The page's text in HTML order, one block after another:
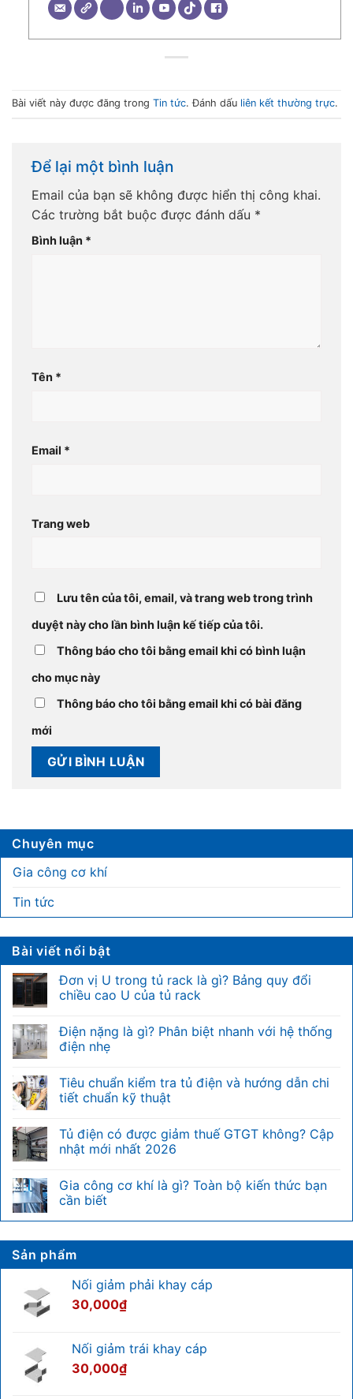
Bài viết này được đăng trong Tin tức. Đánh dấu liên kết thường trực.
Để lại một bình luận
Email của bạn sẽ không được hiển thị công khai.
Các trường bắt buộc được đánh dấu *
Bình luận *
Tên *
Email *
Trang web
Lưu tên của tôi, email, và trang web trong trình
duyệt này cho lần bình luận kế tiếp của tôi.
Thông báo cho tôi bằng email khi có bình luận
cho mục này
Thông báo cho tôi bằng email khi có bài đăng
mới
Chuyên mục
Gia công cơ khí
Tin tức
Bài viết nổi bật
Đơn vị U trong tủ rack là gì? Bảng quy đổi
chiều cao U của tủ rack
bình
luận
ở
U
trong
tủ
gì?
Bảng
quy
cao
U
của
Điện nặng là gì? Phân biệt nhanh với hệ thống
điện nhẹ
bình
luận
ở
là
gì?
Phân
với
hệ
thống
Tiêu chuẩn kiểm tra tủ điện và hướng dẫn chi
tiết chuẩn kỹ thuật
bình
luận
ở
kiểm
tra
tủ
dẫn
chi
tiết
chuẩn
thuật
Tủ điện có được giảm thuế GTGT không? Cập
nhật mới nhất 2026
bình
luận
ở
được
giảm
thuế
GTGT
không?
Cập
nhật
Gia công cơ khí là gì? Toàn bộ kiến thức bạn
cần biết
luận
ở
Gia
công
kiến
bạn
Sản phẩm
Nối giảm phải khay cáp
30,000₫
Nối giảm trái khay cáp
30,000₫